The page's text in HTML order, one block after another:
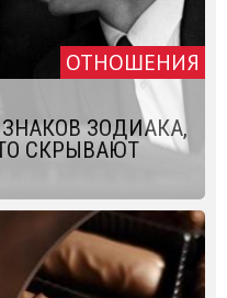
ОТНОШЕНИЯ
ЗОДИАКА,
СКРЫВАЮТ